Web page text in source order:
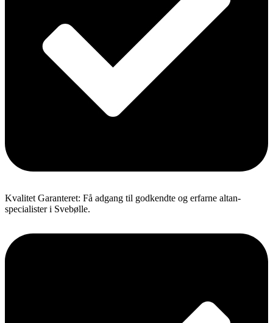
Kvalitet Garanteret: Få adgang til godkendte og erfarne altan-
specialister i Svebølle.